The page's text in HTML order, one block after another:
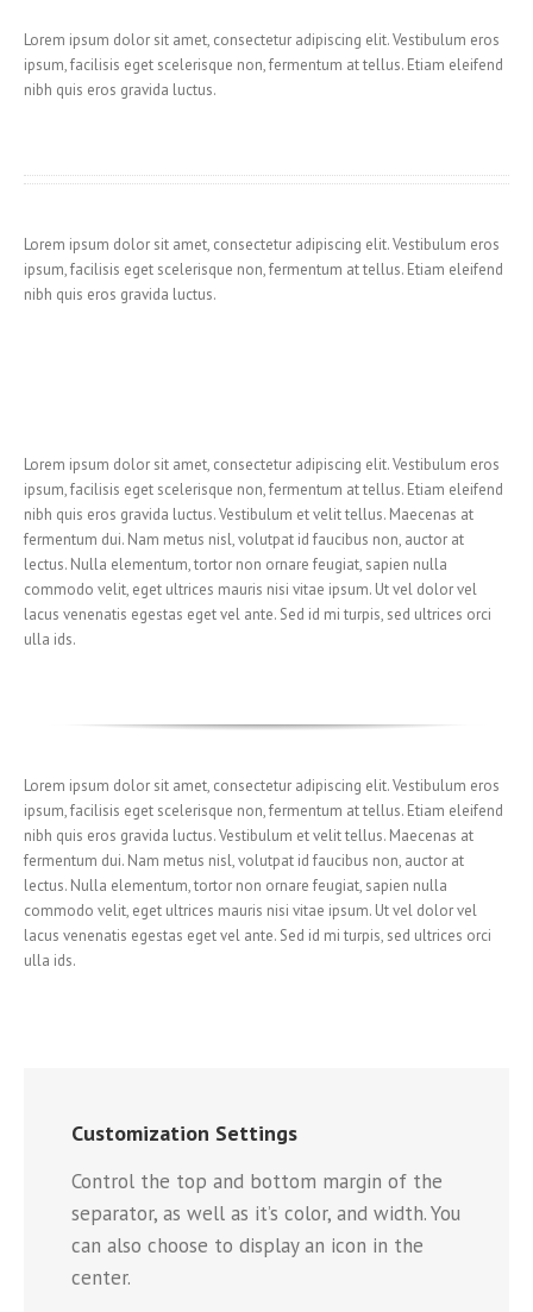
Lorem ipsum dolor sit amet, consectetur adipiscing elit. Vestibulum eros
ipsum, facilisis eget scelerisque non, fermentum at tellus. Etiam eleifend
nibh quis eros gravida luctus.
Lorem ipsum dolor sit amet, consectetur adipiscing elit. Vestibulum eros
ipsum, facilisis eget scelerisque non, fermentum at tellus. Etiam eleifend
nibh quis eros gravida luctus.
Lorem ipsum dolor sit amet, consectetur adipiscing elit. Vestibulum eros
ipsum, facilisis eget scelerisque non, fermentum at tellus. Etiam eleifend
nibh quis eros gravida luctus. Vestibulum et velit tellus. Maecenas at
fermentum dui. Nam metus nisl, volutpat id faucibus non, auctor at
lectus. Nulla elementum, tortor non ornare feugiat, sapien nulla
commodo velit, eget ultrices mauris nisi vitae ipsum. Ut vel dolor vel
lacus venenatis egestas eget vel ante. Sed id mi turpis, sed ultrices orci
ulla ids.
Lorem ipsum dolor sit amet, consectetur adipiscing elit. Vestibulum eros
ipsum, facilisis eget scelerisque non, fermentum at tellus. Etiam eleifend
nibh quis eros gravida luctus. Vestibulum et velit tellus. Maecenas at
fermentum dui. Nam metus nisl, volutpat id faucibus non, auctor at
lectus. Nulla elementum, tortor non ornare feugiat, sapien nulla
commodo velit, eget ultrices mauris nisi vitae ipsum. Ut vel dolor vel
lacus venenatis egestas eget vel ante. Sed id mi turpis, sed ultrices orci
ulla ids.
Customization Settings
Control the top and bottom margin of the
separator, as well as it’s color, and width. You
can also choose to display an icon in the
center.